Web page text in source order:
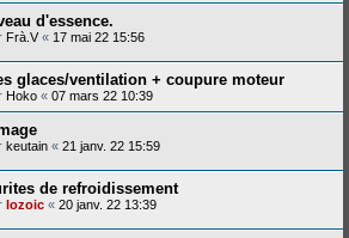
d'essence.
Frà.V« 17 mai 22 15:56
glaces/ventilation + coupure moteur
Hoko « 07 mars 22 10:39
keutain « 21 janv. 22 15:59
de refroidissement
lozoic « 20 janv. 22 13:39